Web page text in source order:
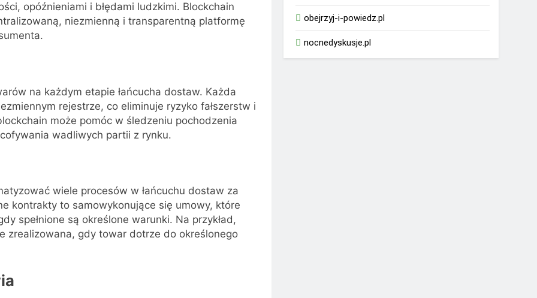
opóźnieniami i błędami ludzkimi. Blockchain
niezmienną i transparentną platformę
na każdym etapie łańcucha dostaw. Każda
rejestrze, co eliminuje ryzyko fałszerstw i
może pomóc w śledzeniu pochodzenia
wadliwych partii z rynku.
wiele procesów w łańcuchu dostaw za
kontrakty to samowykonujące się umowy, które
spełnione są określone warunki. Na przykład,
zrealizowana, gdy towar dotrze do określonego
obejrzyj-i-powiedz.pl
nocnedyskusje.pl